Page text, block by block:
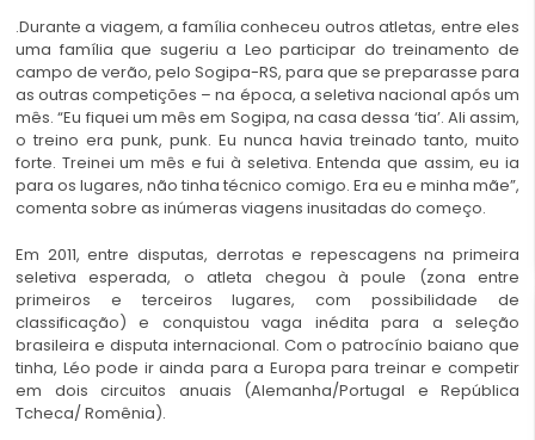
.Durante a viagem, a família conheceu outros atletas, entre eles
uma família que sugeriu a Leo participar do treinamento de
campo de verão, pelo Sogipa-RS, para que se preparasse para
as outras competições – na época, a seletiva nacional após um
mês. “Eu fiquei um mês em Sogipa, na casa dessa ‘tia’. Ali assim,
o treino era punk, punk. Eu nunca havia treinado tanto, muito
forte. Treinei um mês e fui à seletiva. Entenda que assim, eu ia
para os lugares, não tinha técnico comigo. Era eu e minha mãe”,
comenta sobre as inúmeras viagens inusitadas do começo.
Em 2011, entre disputas, derrotas e repescagens na primeira
seletiva esperada, o atleta chegou à poule (zona entre
primeiros e terceiros lugares, com possibilidade de
classificação) e conquistou vaga inédita para a seleção
brasileira e disputa internacional. Com o patrocínio baiano que
tinha, Léo pode ir ainda para a Europa para treinar e competir
em dois circuitos anuais (Alemanha/Portugal e República
Tcheca/ Romênia).